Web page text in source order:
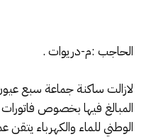
الحاجب :م-دريوات .
لازالت ساكنة جماعة سبع
المبالغ فيها بخصوص فاتورات
الوطني للماء والكهرباء